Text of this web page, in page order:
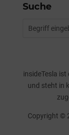
Suche
insideTesla
und steht in
Copyright ©